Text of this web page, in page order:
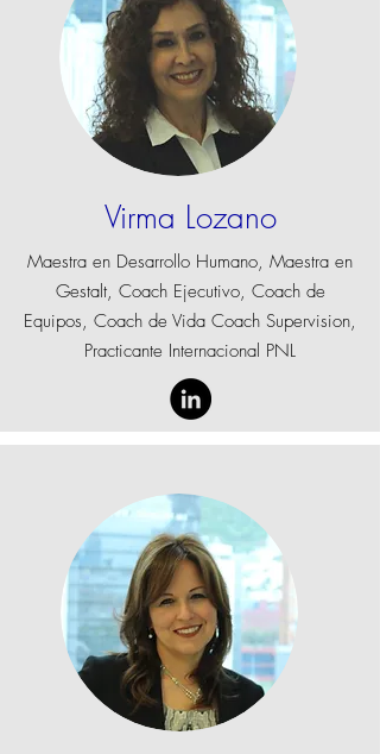
Virma Lozano
Maestra en Desarrollo Humano, Maestra en
Gestalt, Coach Ejecutivo, Coach de
Equipos, Coach de Vida Coach Supervision,
Practicante Internacional PNL